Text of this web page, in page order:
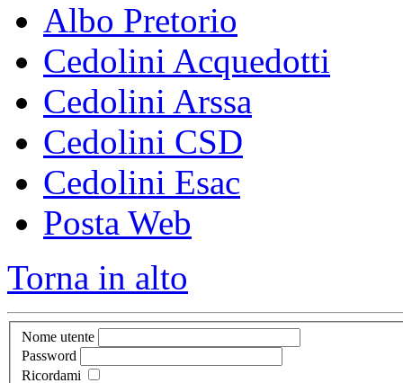
Albo Pretorio
Cedolini Acquedotti
Cedolini Arssa
Cedolini CSD
Cedolini Esac
Posta Web
Torna in alto
Nome utente
Password
Ricordami